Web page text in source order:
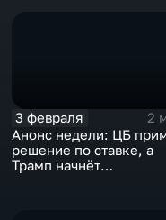
3 февраля
2
Анонс недели: ЦБ
решение по ставке, а
Трамп начнёт